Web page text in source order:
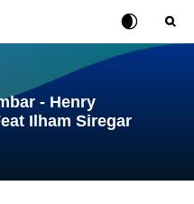
menu Rubah Posisi
Tombol
- Henry
Ilham Siregar